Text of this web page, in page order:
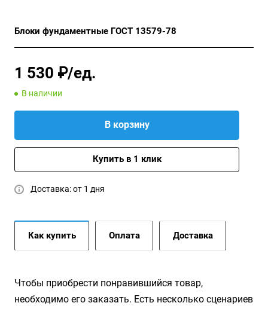
Блоки фундаментные ГОСТ 13579-78
1 530 ₽/ед.
В наличии
В корзину
Купить в 1 клик
Доставка: от 1 дня
Как купить Оплата Доставка
Чтобы приобрести понравившийся товар,
необходимо его заказать. Есть несколько сценариев